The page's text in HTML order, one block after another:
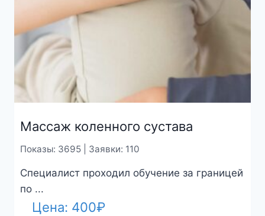
Массаж коленного сустава
Показы: 3695 | Заявки: 110
Специалист проходил обучение за границей
по ...
Цена: 400₽